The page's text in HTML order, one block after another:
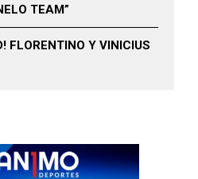
TEAM”
FLORENTINO Y VINICIUS